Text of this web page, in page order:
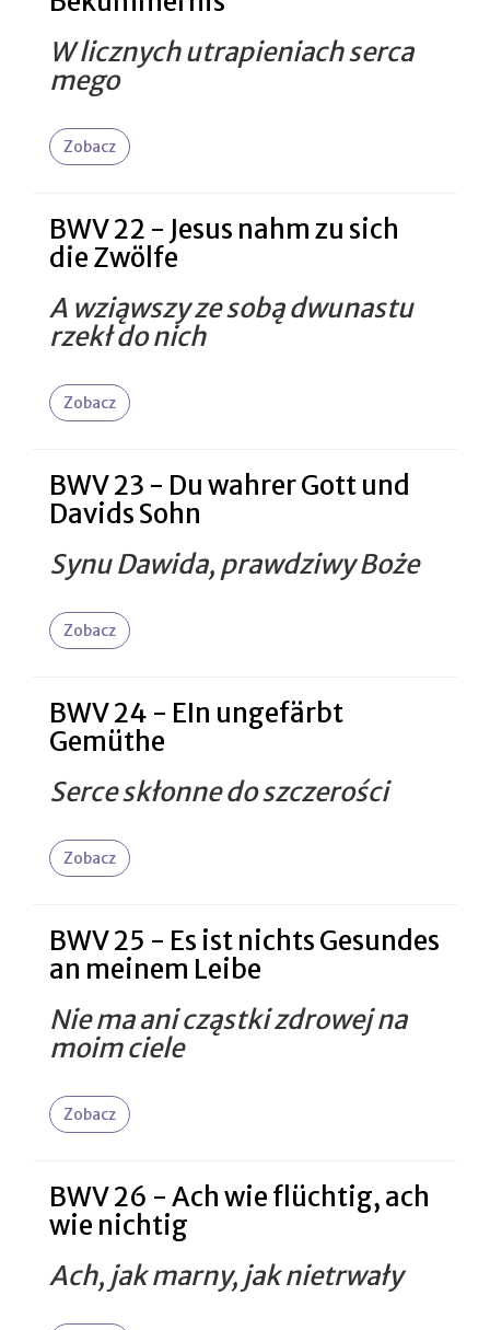
W licznych utrapieniach serca
mego
Zobacz
BWV 22 - Jesus nahm zu sich
die Zwölfe
A wziąwszy ze sobą dwunastu
rzekł do nich
Zobacz
BWV 23 - Du wahrer Gott und
Davids Sohn
Synu Dawida, prawdziwy Boże
Zobacz
BWV 24 - EIn ungefärbt
Gemüthe
Serce skłonne do szczerości
Zobacz
BWV 25 - Es ist nichts Gesundes
an meinem Leibe
Nie ma ani cząstki zdrowej na
moim ciele
Zobacz
BWV 26 - Ach wie flüchtig, ach
wie nichtig
Ach, jak marny, jak nietrwały